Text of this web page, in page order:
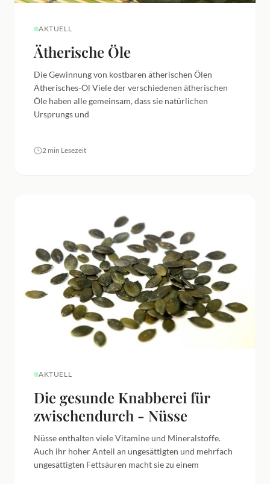
AKTUELL
Ätherische Öle
Die Gewinnung von kostbaren ätherischen Ölen
Ätherisches-Öl Viele der verschiedenen ätherischen
Öle haben alle gemeinsam, dass sie natürlichen
Ursprungs und
2 min Lesezeit
AKTUELL
Die gesunde Knabberei für
zwischendurch - Nüsse
Nüsse enthalten viele Vitamine und Mineralstoffe.
Auch ihr hoher Anteil an ungesättigten und mehrfach
ungesättigten Fettsäuren macht sie zu einem